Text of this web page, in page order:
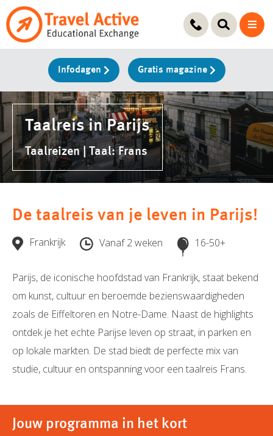
Ga
naar
Infodagen Gratis magazine
Taalreis in Parijs
Taalreizen | Taal: Frans
De taalreis van je leven in Parijs!
Frankrijk Vanaf 2 weken 16-50+
Parijs, de iconische hoofdstad van Frankrijk, staat bekend
om kunst, cultuur en beroemde bezienswaardigheden
zoals de Eiffeltoren en Notre-Dame. Naast de highlights
ontdek je het echte Parijse leven op straat, in parken en
op lokale markten. De stad biedt de perfecte mix van
studie, cultuur en ontspanning voor een taalreis Frans.
Jouw programma in het kort